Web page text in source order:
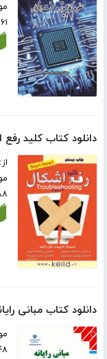
۶۱ صفحه
دانلود کتاب کلید رفع
از:
۸۸
دانلود کتاب مبانی
۱۴۸